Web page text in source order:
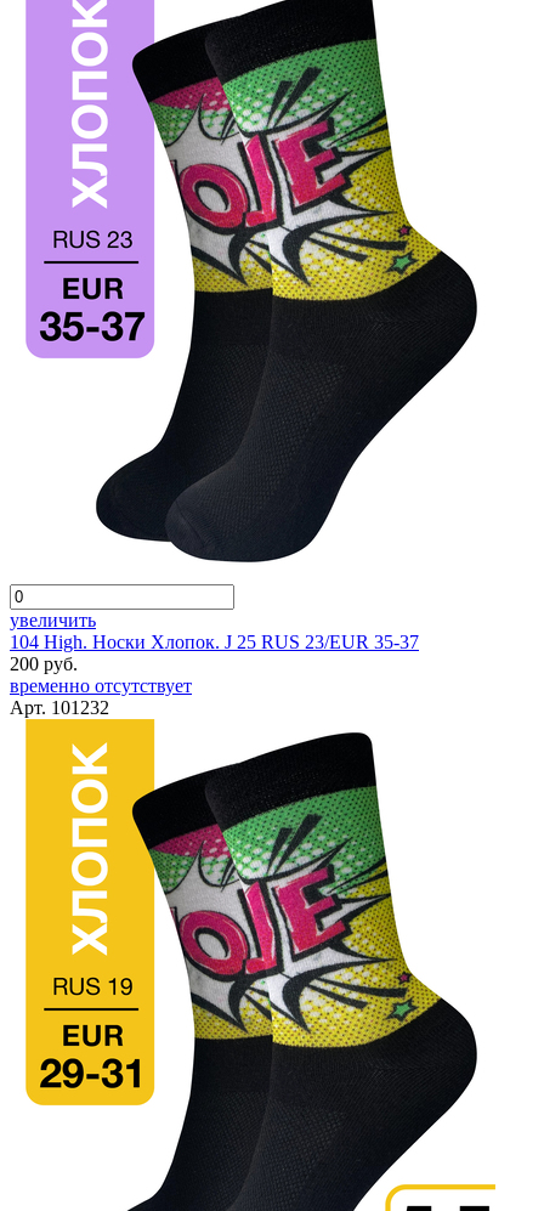
увеличить
104 High. Носки Хлопок. J 25 RUS 23/EUR 35-37
200 руб.
временно отсутствует
Арт. 101232